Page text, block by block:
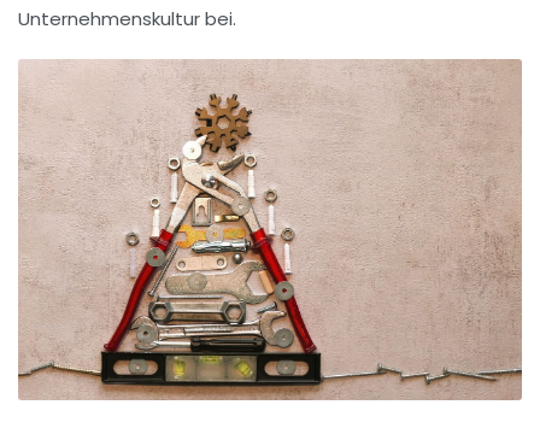
Unternehmenskulturbei.